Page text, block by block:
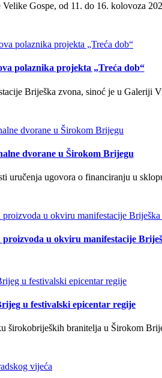
Gospe, od 11. do 16. kolovoza
polaznika projekta „Treća dob“
Briješka zvona, sinoć je u Galeriji
dvorane u Širokom Brijegu
uručenja ugovora o financiranju u
u okviru manifestacije
u festivalski epicentar regije
širokobrijeških branitelja u Širokom